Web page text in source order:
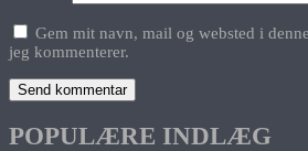
Gem mit navn, mail og websted i
jeg kommenterer.
POPULÆRE INDLÆG